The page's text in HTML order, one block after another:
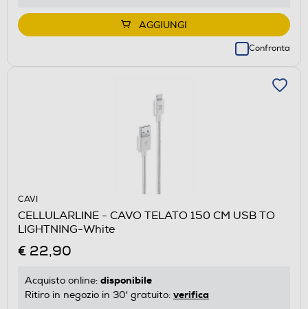
AGGIUNGI
Confronta
CAVI
CELLULARLINE - CAVO TELATO 150 CM USB TO
LIGHTNING-White
€ 22,90
Acquisto online: disponibile
Ritiro in negozio in 30' gratuito: verifica